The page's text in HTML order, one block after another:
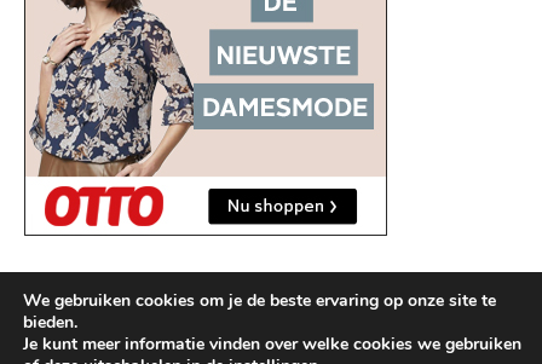
We gebruiken cookies om je de beste ervaring op onze site te
bieden.
Je kunt meer informatie vinden over welke cookies we gebruiken